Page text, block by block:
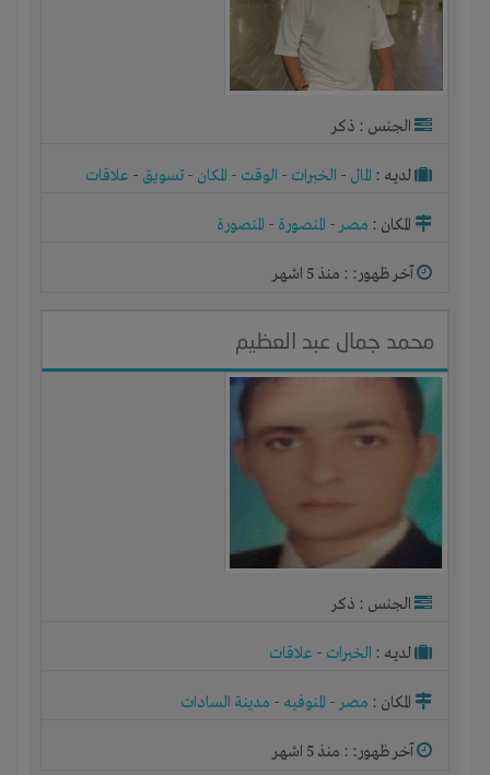
الجنس : ذكر
لديـه : المال - الخبرات - الوقت - المكان - تسويق - علاقات
المكان : مصر- المنصورة - المنصورة
آخر ظهور: : منذ 5 اشهر
محمد جمال عبد العظيم
الجنس : ذكر
لديـه : الخبرات - علاقات
المكان : مصر- المنوفيه - مدينة السادات
آخر ظهور: : منذ 5 اشهر